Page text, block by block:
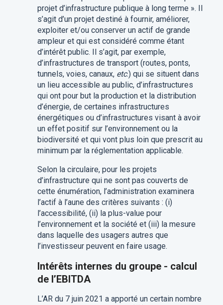
projet d’infrastructure publique à long terme ». Il
s’agit d’un projet destiné à fournir, améliorer,
exploiter et/ou conserver un actif de grande
ampleur et qui est considéré comme étant
d’intérêt public. Il s’agit, par exemple,
d’infrastructures de transport (routes, ponts,
tunnels, voies, canaux, etc.) qui se situent dans
un lieu accessible au public, d’infrastructures
qui ont pour but la production et la distribution
d’énergie, de certaines infrastructures
énergétiques ou d’infrastructures visant à avoir
un effet positif sur l’environnement ou la
biodiversité et qui vont plus loin que prescrit au
minimum par la réglementation applicable.
Selon la circulaire, pour les projets
d’infrastructure qui ne sont pas couverts de
cette énumération, l’administration examinera
l’actif à l’aune des critères suivants : (i)
l’accessibilité, (ii) la plus-value pour
l’environnement et la société et (iii) la mesure
dans laquelle des usagers autres que
l’investisseur peuvent en faire usage.
Intérêts internes du groupe - calcul
de l’EBITDA
L’AR du 7 juin 2021 a apporté un certain nombre